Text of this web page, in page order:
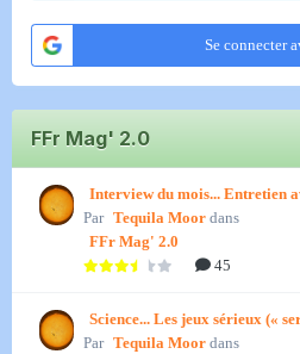
Se connecter
FFr Mag' 2.0
Interview du mois... Entretien
Par Tequila Moor dans
FFr Mag' 2.0
45
Science... Les jeux sérieux («
Par Tequila Moor dans